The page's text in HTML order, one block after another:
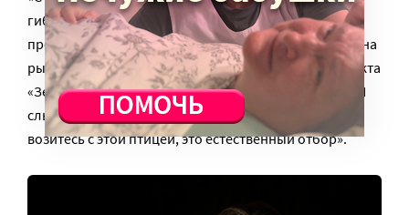
гибнут тысячи чомг. Когда начинаются
продолжительные шторма, они не могут охотиться на
рыбу и погибают от голода, – говорит эксперт проекта
«Земля касается каждого» Александр Емельянов. – Я
слышал, как один сотрудник МЧС сказал: «Ну что вы
возитесь с этой птицей, это естественный отбор».